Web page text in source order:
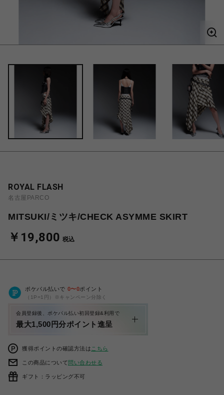
ROYAL FLASH
名古屋PARCO
MITSUKI/ミツキ/CHECK ASYMME SKIRT
￥19,800 税込
ポケパル払いで 0〜0ポイント
（1P=1円）※キャンペーン分除く
会員登録後、ポケパル払い初回登録&利用で
最大1,500円分ポイント進呈
獲得ポイントの確認方法は こちら
この商品について問い合わせる
ギフト：ラッピング不可